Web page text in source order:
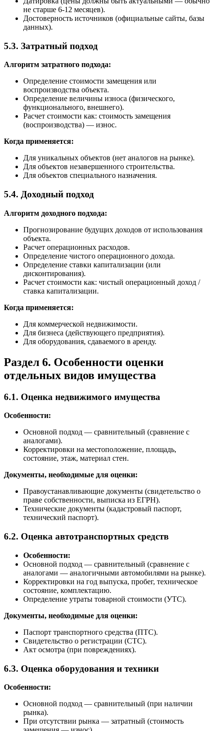
не старше 6-12 месяцев).
Достоверность источников (официальные сайты, базы
данных).
5.3. Затратный подход
Алгоритм затратного подхода:
Определение стоимости замещения или
воспроизводства объекта.
Определение величины износа (физического,
функционального, внешнего).
Расчет стоимости как: стоимость замещения
(воспроизводства) — износ.
Когда применяется:
Для уникальных объектов (нет аналогов на рынке).
Для объектов незавершенного строительства.
Для объектов специального назначения.
5.4. Доходный подход
Алгоритм доходного подхода:
Прогнозирование будущих доходов от использования
объекта.
Расчет операционных расходов.
Определение чистого операционного дохода.
Определение ставки капитализации (или
дисконтирования).
Расчет стоимости как: чистый операционный доход /
ставка капитализации.
Когда применяется:
Для коммерческой недвижимости.
Для бизнеса (действующего предприятия).
Для оборудования, сдаваемого в аренду.
Раздел 6. Особенности оценки
отдельных видов имущества
6.1. Оценка недвижимого имущества
Особенности:
Основной подход — сравнительный (сравнение с
аналогами).
Корректировки на местоположение, площадь,
состояние, этаж, материал стен.
Документы, необходимые для оценки:
Правоустанавливающие документы (свидетельство о
праве собственности, выписка из ЕГРН).
Технические документы (кадастровый паспорт,
технический паспорт).
6.2. Оценка автотранспортных средств
Особенности:
Основной подход — сравнительный (сравнение с
аналогами — аналогичными автомобилями на рынке).
Корректировки на год выпуска, пробег, техническое
состояние, комплектацию.
Определение утраты товарной стоимости (УТС).
Документы, необходимые для оценки:
Паспорт транспортного средства (ПТС).
Свидетельство о регистрации (СТС).
Акт осмотра (при повреждениях).
6.3. Оценка оборудования и техники
Особенности:
Основной подход — сравнительный (при наличии
рынка).
При отсутствии рынка — затратный (стоимость